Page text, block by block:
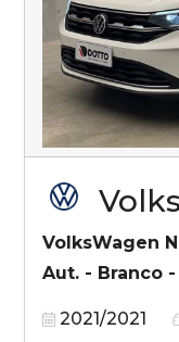
VolksWagen
Aut. - Branco -
2021/2021